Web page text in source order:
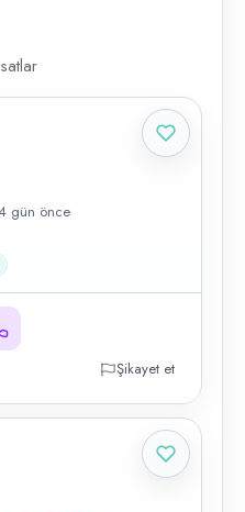
gün önce
Şikayet et